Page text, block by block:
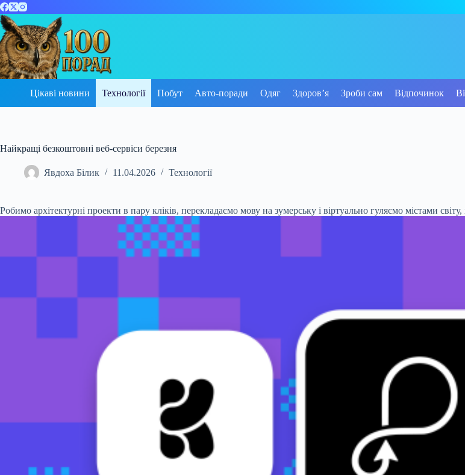
Перейти
до
вмісту
Цікаві новини Технології Побут Авто-поради Одяг Здоров’я Зроби сам Відпочинок
Найкращі безкоштовні веб-сервіси березня
Явдоха Білик 11.04.2026 Технології
Робимо архітектурні проекти в пару кліків, перекладаємо мову на зумерську і віртуально гуляємо містами